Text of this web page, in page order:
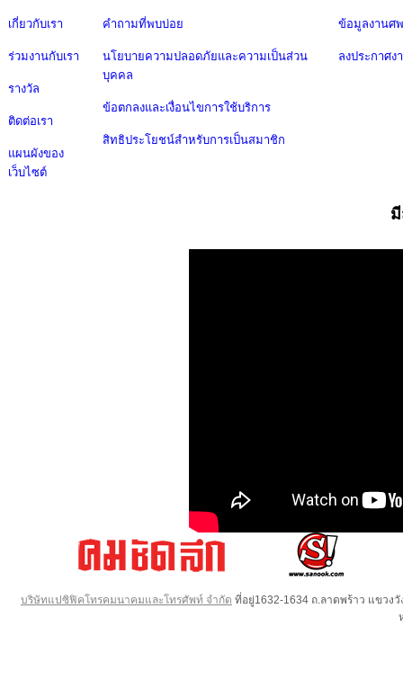
เกี่ยวกับเรา
ร่วมงานกับเรา
รางวัล
ติดต่อเรา
แผนผังของ
เว็บไซต์
คำถามที่พบบ่อย
นโยบายความปลอดภัยและความเป็นส่วน
บุคคล
ข้อตกลงและเงื่อนไขการใช้บริการ
สิทธิประโยชน์สำหรับการเป็นสมาชิก
ข้อมูลงานศพ
ลงประกาศง
บริษัทแปซิฟิคโทรคมนาคมและโทรศัพท์ จำกัด ที่อยู่1632-1634 ถ.ลาดพร้าว แขวง